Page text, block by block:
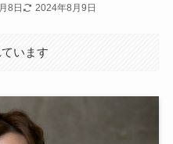
8日 2024年8月9日
います